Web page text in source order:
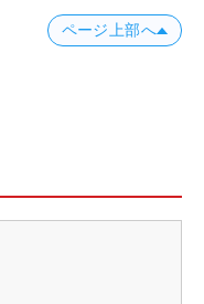
ページ上部へ